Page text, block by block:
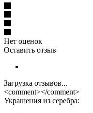
Нет оценок
Оставить отзыв
Загрузка отзывов...
<comment></comment>
Украшения из серебра: